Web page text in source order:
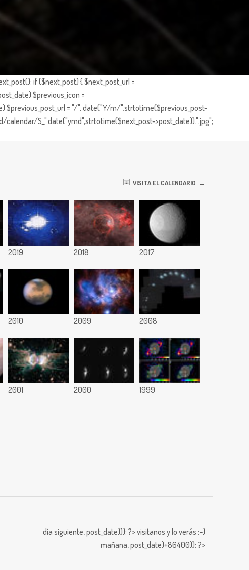
if ($next_post) { $next_post_url =
$previous_icon =
$previous_post_url = "/". date("Y/m/",strtotime($previous_post-
S_".date("ymd",strtotime($next_post->post_date)).".jpg";
VISITA EL CALENDARIO
2019 2018 2017
2010 2009 2008
2001 2000 1999
día siguiente,post_date))); ?> visitanos y lo verás ;-)
mañana,post_date)+86400)); ?>